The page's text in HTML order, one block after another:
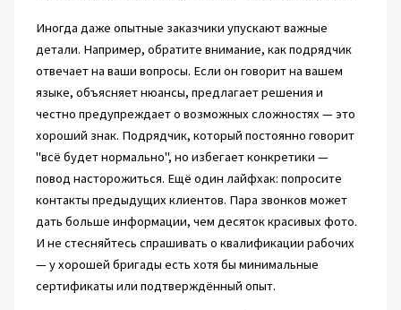
Иногда даже опытные заказчики упускают важные
детали. Например, обратите внимание, как подрядчик
отвечает на ваши вопросы. Если он говорит на вашем
языке, объясняет нюансы, предлагает решения и
честно предупреждает о возможных сложностях — это
хороший знак. Подрядчик, который постоянно говорит
"всё будет нормально", но избегает конкретики —
повод насторожиться. Ещё один лайфхак: попросите
контакты предыдущих клиентов. Пара звонков может
дать больше информации, чем десяток красивых фото.
И не стесняйтесь спрашивать о квалификации рабочих
— у хорошей бригады есть хотя бы минимальные
сертификаты или подтверждённый опыт.